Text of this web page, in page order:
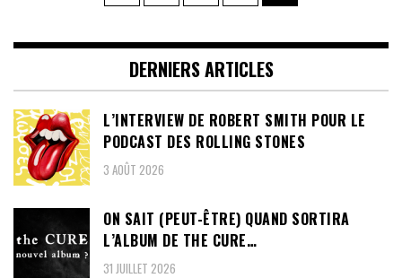
publications
DERNIERS ARTICLES
L’INTERVIEW DE ROBERT SMITH POUR LE
PODCAST DES ROLLING STONES
3 AOÛT 2026
ON SAIT (PEUT-ÊTRE) QUAND SORTIRA
L’ALBUM DE THE CURE…
31 JUILLET 2026